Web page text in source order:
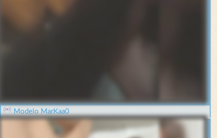
Modelo MarKaa0